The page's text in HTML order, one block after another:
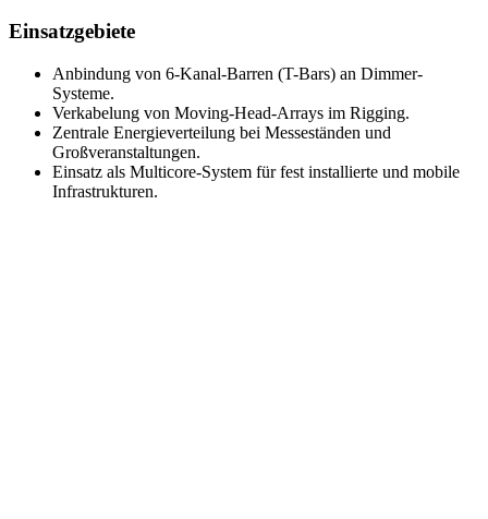
Einsatzgebiete
Anbindung von 6-Kanal-Barren (T-Bars) an Dimmer-
Systeme.
Verkabelung von Moving-Head-Arrays im Rigging.
Zentrale Energieverteilung bei Messeständen und
Großveranstaltungen.
Einsatz als Multicore-System für fest installierte und mobile
Infrastrukturen.